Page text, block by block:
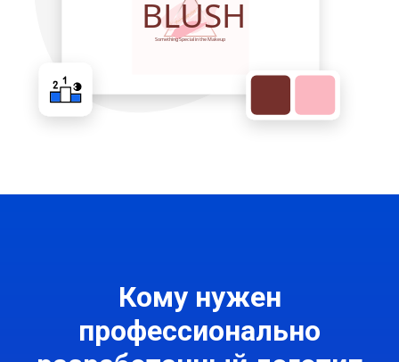
Кому нужен
профессионально